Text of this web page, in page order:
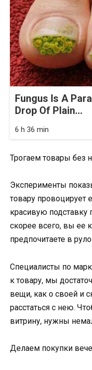
Fungus Is A
Drop Of Plain...
6 h 36 min
Трогаем товары без
Эксперименты
товару провоцирует
красивую подставку
скорее всего, вы ее
предпочитаете в
Специалисты по
к товару, мы
вещи, как о своей и
расстаться с нею.
витрину, нужны
Делаем покупки